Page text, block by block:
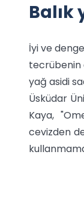
İyi ve
tecrübenin
yağ asidi
Üsküdar
Kaya,
cevizden